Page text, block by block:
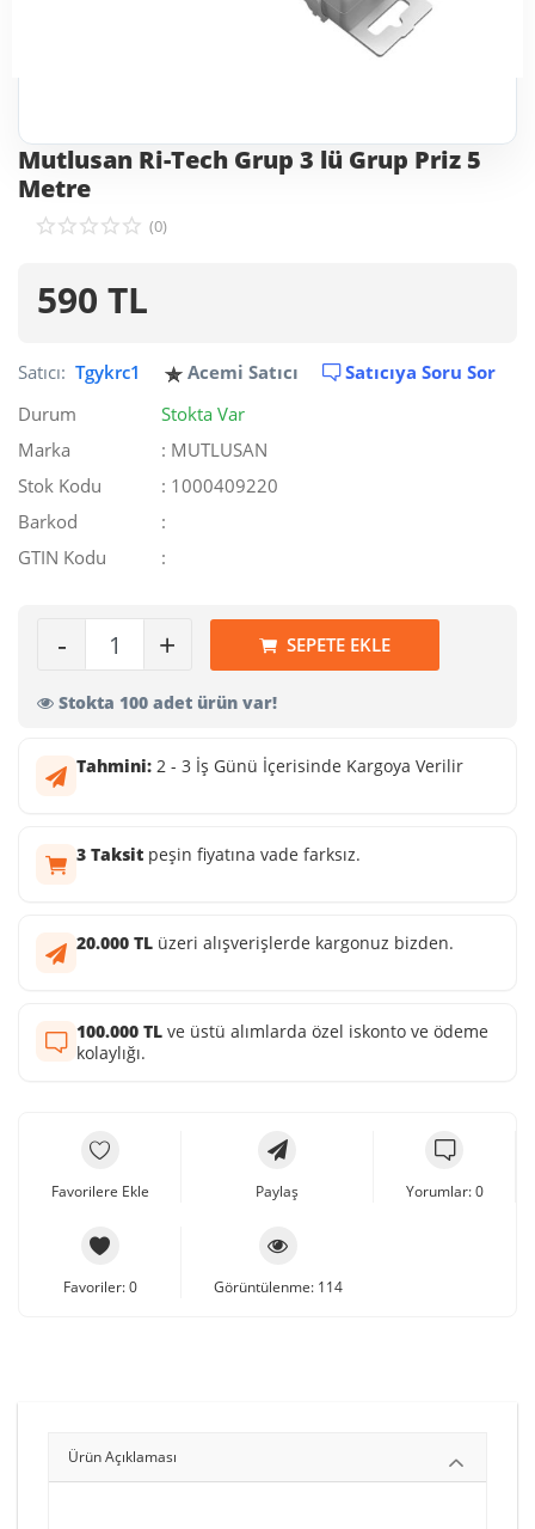
Mutlusan Ri-Tech Grup 3 lü Grup Priz 5
Metre
(0)
590 TL
Satıcı: Tgykrc1 Acemi Satıcı
Satıcıya Soru Sor
Durum
Stokta Var
Marka
: MUTLUSAN
Stok Kodu
: 1000409220
Barkod
:
GTIN Kodu
:
- + SEPETE EKLE
Stokta 100 adet ürün var!
Tahmini: 2 - 3 İş Günü İçerisinde Kargoya Verilir
3 Taksit peşin fiyatına vade farksız.
20.000 TL üzeri alışverişlerde kargonuz bizden.
100.000 TL ve üstü alımlarda özel iskonto ve ödeme
kolaylığı.
Favorilere Ekle Paylaş Yorumlar: 0
Favoriler: 0 Görüntülenme: 114
Ürün Açıklaması